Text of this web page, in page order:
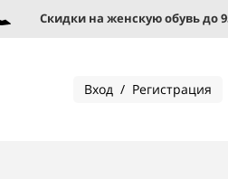
Скидки на женскую обувь до 95%!
Вход / Регистрация